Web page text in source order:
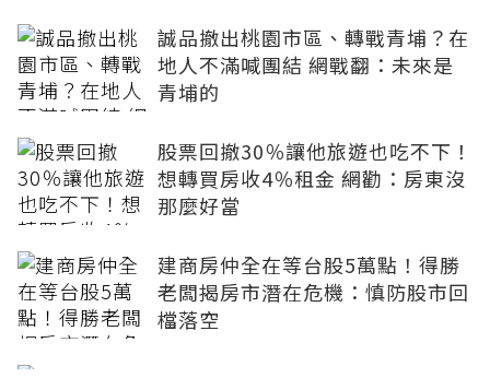
誠品撤出桃園市區、轉戰青埔？在
地人不滿喊團結 網戰翻：未來是
青埔的
股票回撤30％讓他旅遊也吃不下！
想轉買房收4％租金 網勸：房東沒
那麼好當
建商房仲全在等台股5萬點！得勝
老闆揭房市潛在危機：慎防股市回
檔落空